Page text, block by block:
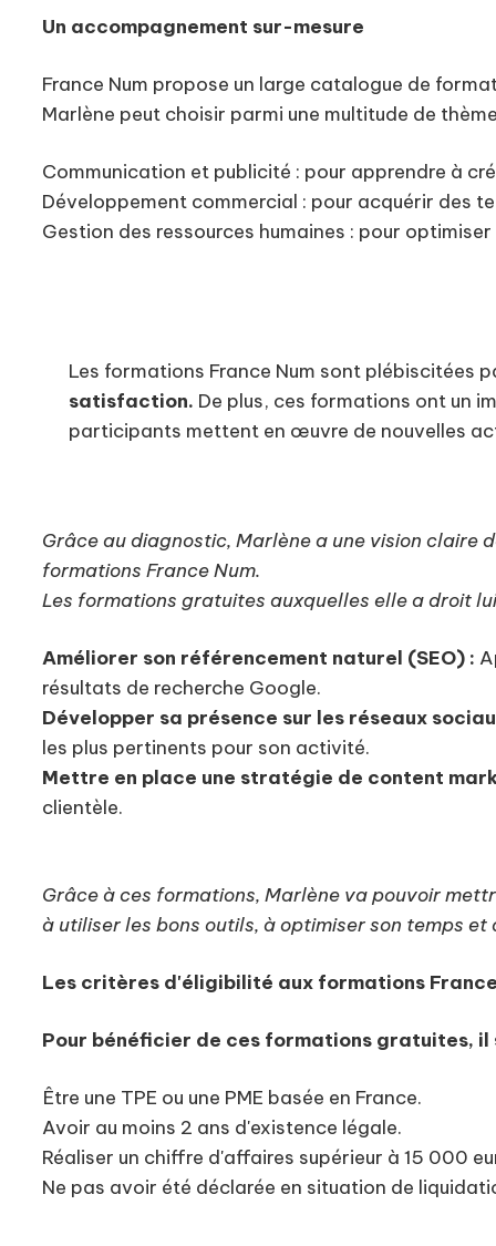
Un accompagnement sur-mesure
France Num propose un large catalogue de
Marlène peut choisir parmi une multitude de
Communication et publicité : pour apprendre à
Développement commercial : pour acquérir des
Gestion des ressources humaines : pour
Les formations France Num sont plébiscitées
satisfaction. De plus, ces formations ont un
participants mettent en œuvre de nouvelles
Grâce au diagnostic, Marlène a une vision
formations France Num.
Les formations gratuites auxquelles elle a droit
Améliorer son référencement naturel (SEO) :
résultats de recherche Google.
Développer sa présence sur les réseaux
les plus pertinents pour son activité.
Mettre en place une stratégie de content
clientèle.
Grâce à ces formations, Marlène va pouvoir
à utiliser les bons outils, à optimiser son temps
Les critères d'éligibilité aux formations
Pour bénéficier de ces formations gratuites, il
Être une TPE ou une PME basée en France.
Avoir au moins 2 ans d'existence légale.
Réaliser un chiffre d'affaires supérieur à 15 000
Ne pas avoir été déclarée en situation de